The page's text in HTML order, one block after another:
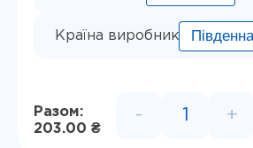
Країна виробник
Разом:
203.00 ₴
- +